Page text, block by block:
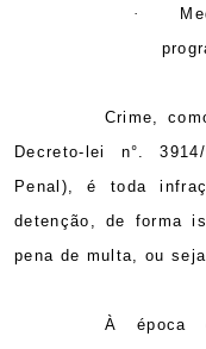
·
Crime,
Decreto-lei n°.
Penal), é toda
detenção, de forma
pena de multa, ou
À época